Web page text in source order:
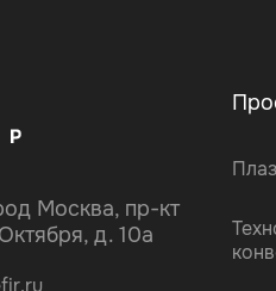
Москва, пр-кт
д. 10а